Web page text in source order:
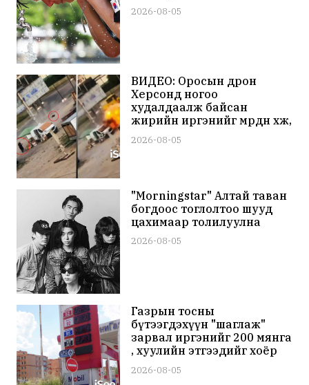
2026-08-05
ВИДЕО: Оросын дрон
Херсонд ногоо
худалдаалж байсан
жирийн иргэнийг мөрдөн хөөж,
дайрч буй бичлэгийг
В.Зеленский цахим
2026-08-05
"Morningstar" Алтай таван
богдоос тоглолтоо шууд
цахимаар толилуулна
2026-08-05
Газрын тосны
бүтээгдэхүүн "шаглаж"
зарвал иргэнийг 200 мянга
, хуулийн этгээдийг хоёр
сая төгрөгөөр торгох хуультай
2026-08-05